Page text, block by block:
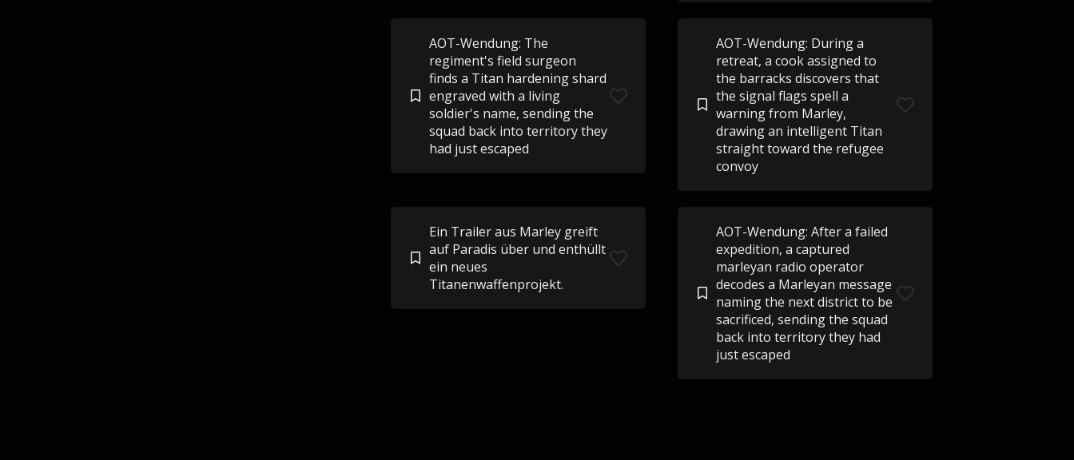
AOT-Wendung: The
regiment's field surgeon
finds a Titan hardening shard
engraved with a living
soldier's name, sending the
squad back into territory they
had just escaped
AOT-Wendung: During a
retreat, a cook assigned to
the barracks discovers that
the signal flags spell a
warning from Marley,
drawing an intelligent Titan
straight toward the refugee
convoy
Ein Trailer aus Marley greift
auf Paradis über und enthüllt
ein neues
Titanenwaffenprojekt.
AOT-Wendung: After a failed
expedition, a captured
marleyan radio operator
decodes a Marleyan message
naming the next district to be
sacrificed, sending the squad
back into territory they had
just escaped